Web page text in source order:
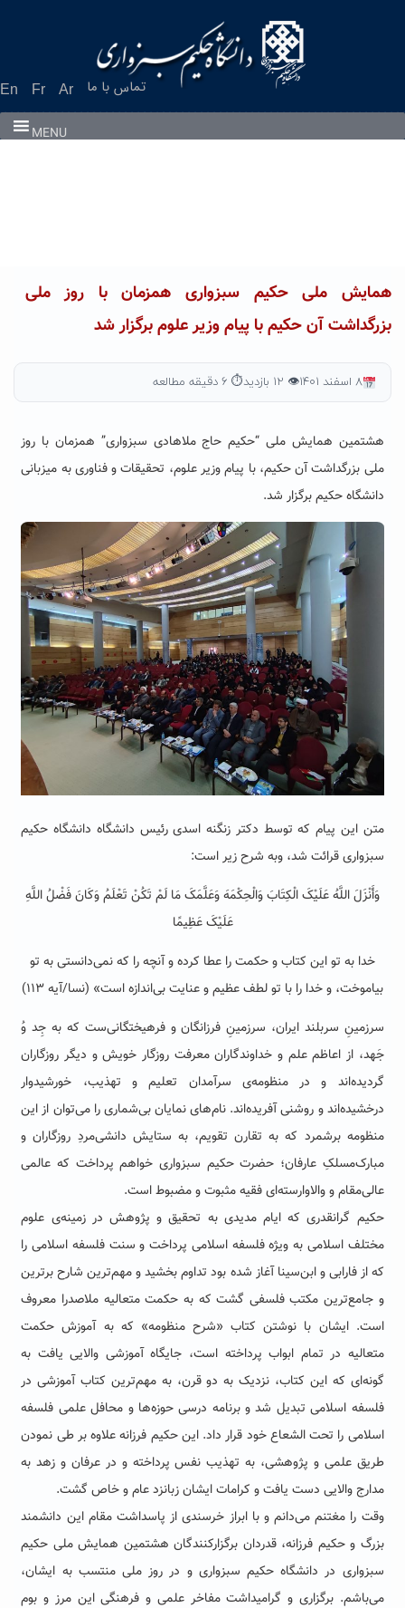
En Fr Ar تماس با ما
MENU
همایش ملی حکیم سبزواری همزمان با روز ملی
بزرگداشت آن حکیم با پیام وزیر علوم برگزار شد
۸ اسفند ۱۴۰۱ 👁 ۱۲ بازدید ⏱ ۶ دقیقه مطالعه
هشتمین همایش ملی “حکیم حاج ملاهادی سبزواری” همزمان با روز
ملی بزرگداشت آن حکیم، با پیام وزیر علوم، تحقیقات و فناوری به میزبانی
دانشگاه حکیم برگزار شد.
متن این پیام که توسط دکتر زنگنه اسدی رئیس دانشگاه دانشگاه حکیم
سبزواری قرائت شد، وبه شرح زیر است:
وَأَنْزَلَ اللَّهُ عَلَیْکَ الْکِتَابَ وَالْحِکْمَهَ وَعَلَّمَکَ مَا لَمْ تَکُنْ تَعْلَمُ وَکَانَ فَضْلُ اللَّهِ
عَلَیْکَ عَظِیمًا
خدا به تو این کتاب و حکمت را عطا کرده و آنچه را که نمی‌دانستی به تو
بیاموخت، و خدا را با تو لطف عظیم و عنایت بی‌اندازه است» (نسا/آیه ۱۱۳)
سرزمینِ سربلند ایران، سرزمینِ فرزانگان و فرهیختگانی‌ست که به جِد وُ
جَهد، از اعاظم علم و خداوندگاران معرفت روزگار خویش و دیگر روزگاران
گردیده‌اند و در منظومه‌ی سرآمدان تعلیم و تهذیب، خورشیدوار
درخشیده‌اند و روشنی آفریده‌اند. نام‌های نمایان بی‌شماری را می‌توان از این
منظومه برشمرد که به تقارن تقویم، به ستایش دانشی‌مردِ روزگاران و
مبارک‌مسلک‌ِ عارفان؛ حضرت حکیم سبزواری خواهم پرداخت که عالمی
عالی‌مقام و والاوارسته‌ای فقیه مثبوت و مضبوط است.
حکیم گرانقدری که ایام مدیدی به تحقیق و پژوهش در زمینه‌ی علوم
مختلف اسلامی به ویژه فلسفه اسلامی پرداخت و سنت فلسفه اسلامی را
که از فارابی و ابن‌سینا آغاز شده بود تداوم بخشید و مهم‌ترین شارح برترین
و جامع‌ترین مکتب فلسفی گشت که به حکمت متعالیه ملاصدرا معروف
است. ایشان با نوشتن کتاب «شرح منظومه» که به آموزش حکمت
متعالیه در تمام ابواب پرداخته است، جایگاه آموزشی والایی یافت به
گونه‌ای که این کتاب، نزدیک به دو قرن، به مهم‌ترین کتاب آموزشی در
فلسفه اسلامی تبدیل شد و برنامه درسی حوزه‌ها و محافل علمی فلسفه
اسلامی را تحت الشعاع خود قرار داد. این حکیم فرزانه علاوه بر طی نمودن
طریق علمی و پژوهشی، به تهذیب نفس پرداخته و در عرفان و زهد به
مدارج والایی دست یافت و کرامات ایشان زبانزد عام و خاص گشت.
وقت را مغتنم می‌دانم و با ابراز خرسندی از پاسداشت مقام این دانشمند
بزرگ و حکیم فرزانه، قدردان برگزارکنندگان هشتمین همایش ملی حکیم
سبزواری در دانشگاه حکیم سبزواری و در روز ملی منتسب به ایشان،
می‌باشم. برگزاری و گرامیداشت مفاخر علمی و فرهنگی این مرز و بوم